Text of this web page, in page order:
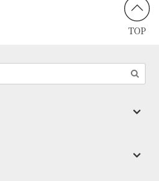
TOP